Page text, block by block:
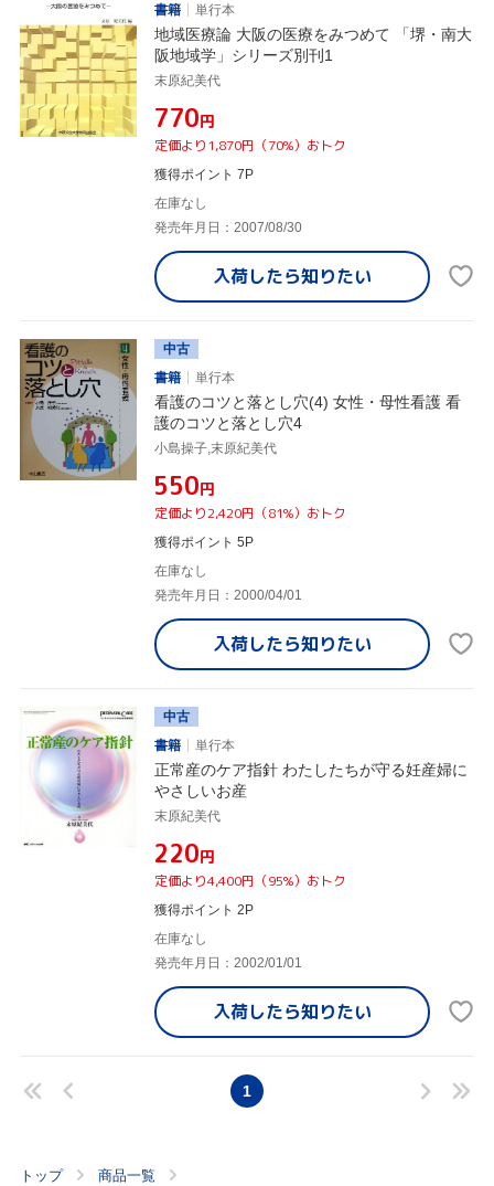
書籍
単行本
地域医療論 大阪の医療をみつめて 「堺・南大
阪地域学」シリーズ別刊1
末原紀美代
¥770円
定価より1,870円（70%）おトク
獲得ポイント 7P
在庫なし
発売年月日：2007/08/30
入荷したら知りたい
中古
書籍
単行本
看護のコツと落とし穴(4) 女性・母性看護 看
護のコツと落とし穴4
小島操子,末原紀美代
¥550円
定価より2,420円（81%）おトク
獲得ポイント 5P
在庫なし
発売年月日：2000/04/01
入荷したら知りたい
中古
書籍
単行本
正常産のケア指針 わたしたちが守る妊産婦に
やさしいお産
末原紀美代
¥220円
定価より4,400円（95%）おトク
獲得ポイント 2P
在庫なし
発売年月日：2002/01/01
入荷したら知りたい
1
トップ 商品一覧